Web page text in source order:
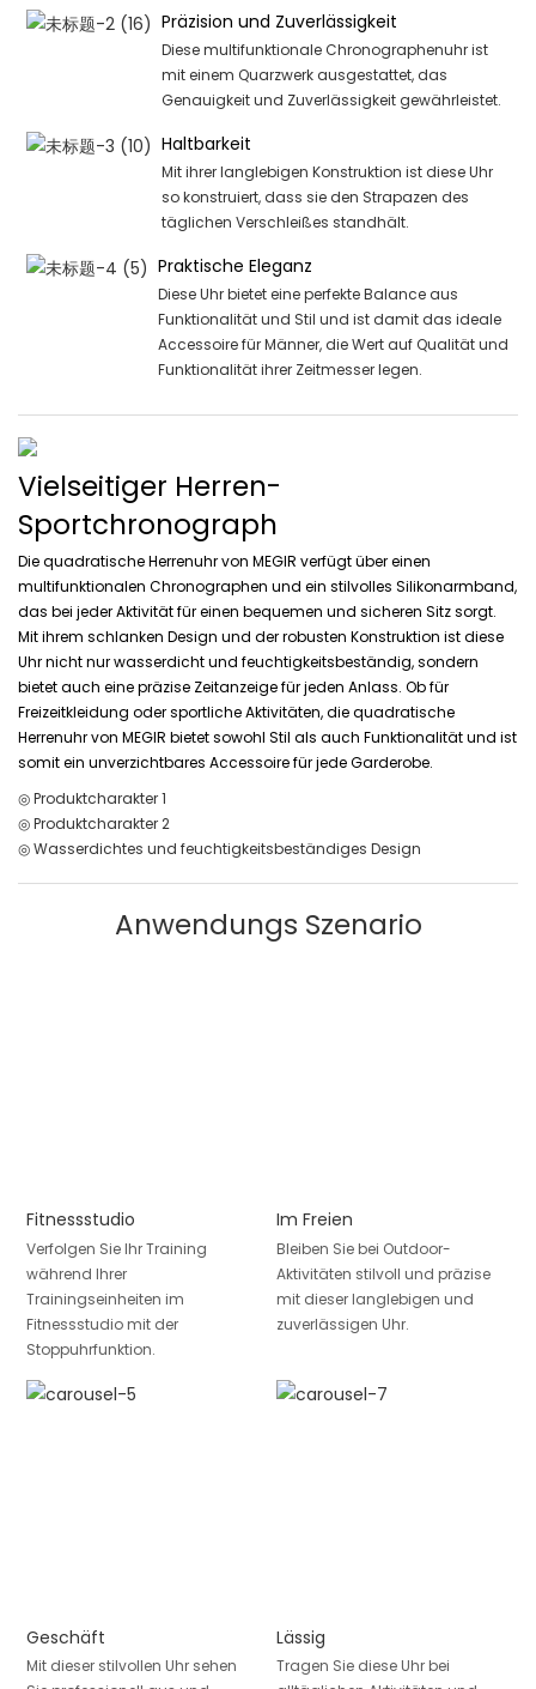
Präzision und Zuverlässigkeit
Diese multifunktionale Chronographenuhr ist
mit einem Quarzwerk ausgestattet, das
Genauigkeit und Zuverlässigkeit gewährleistet.
Haltbarkeit
Mit ihrer langlebigen Konstruktion ist diese Uhr
so ​​konstruiert, dass sie den Strapazen des
täglichen Verschleißes standhält.
Praktische Eleganz
Diese Uhr bietet eine perfekte Balance aus
Funktionalität und Stil und ist damit das ideale
Accessoire für Männer, die Wert auf Qualität und
Funktionalität ihrer Zeitmesser legen.
Vielseitiger Herren-
Sportchronograph
Die quadratische Herrenuhr von MEGIR verfügt über einen
multifunktionalen Chronographen und ein stilvolles Silikonarmband,
das bei jeder Aktivität für einen bequemen und sicheren Sitz sorgt.
Mit ihrem schlanken Design und der robusten Konstruktion ist diese
Uhr nicht nur wasserdicht und feuchtigkeitsbeständig, sondern
bietet auch eine präzise Zeitanzeige für jeden Anlass. Ob für
Freizeitkleidung oder sportliche Aktivitäten, die quadratische
Herrenuhr von MEGIR bietet sowohl Stil als auch Funktionalität und ist
somit ein unverzichtbares Accessoire für jede Garderobe.
◎ Produktcharakter 1
◎ Produktcharakter 2
◎ Wasserdichtes und feuchtigkeitsbeständiges Design
Anwendungs Szenario
Fitnessstudio
Verfolgen Sie Ihr Training
während Ihrer
Trainingseinheiten im
Fitnessstudio mit der
Stoppuhrfunktion.
Im Freien
Bleiben Sie bei Outdoor-
Aktivitäten stilvoll und präzise
mit dieser langlebigen und
zuverlässigen Uhr.
Geschäft
Mit dieser stilvollen Uhr sehen
Lässig
Tragen Sie diese Uhr bei